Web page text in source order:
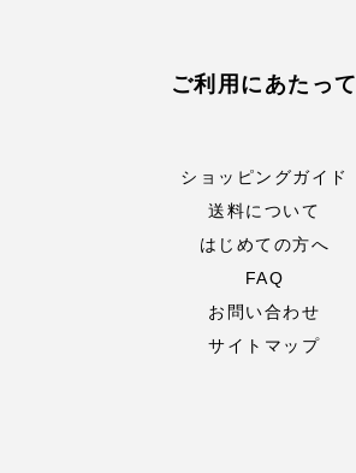
ご利用にあたって
ショッピングガイド
送料について
はじめての方へ
FAQ
お問い合わせ
サイトマップ